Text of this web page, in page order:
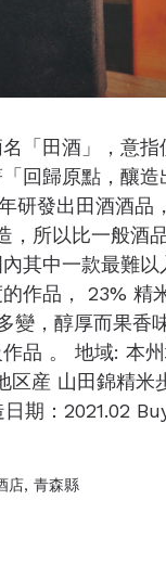
「田酒」，意指
回歸原點，釀造
研發出田酒酒品
，所以比一般酒
其中一款最難以
作品， 23% 精
變，醇厚而果香
品 。 地域: 本
区産 山田錦精米
期：2021.02
店, 青森縣